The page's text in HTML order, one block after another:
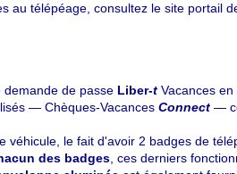
au télépéage, consultez le site portail
demande de passe Liber-t Vacances en
— Chèques-Vacances Connect —
véhicule, le fait d'avoir 2 badges de
des badges , ces derniers